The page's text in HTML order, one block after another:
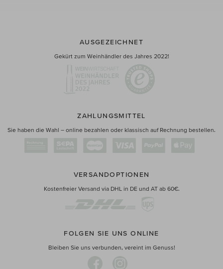
AUSGEZEICHNET
Gekürt zum Weinhändler des Jahres 2022!
ZAHLUNGSMITTEL
Sie haben die Wahl – online bezahlen oder klassisch auf Rechnung bestellen.
VERSANDOPTIONEN
Kostenfreier Versand via DHL in DE und AT ab 60€.
FOLGEN SIE UNS ONLINE
Bleiben Sie uns verbunden, vereint im Genuss!